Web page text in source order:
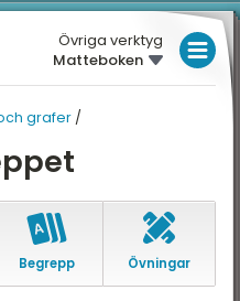
Övriga verktyg
Matteboken
grafer /
Begrepp Övningar
LÅGSTADIET
MELLANSTADIET
HÖGSTADIET
GYMNASIET
GYMNASIET
MATTE 2
Översikt
Algebra
HÖGSKOLEPROV